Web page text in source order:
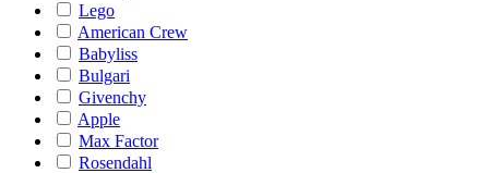
Lego
American Crew
Babyliss
Bulgari
Givenchy
Apple
Max Factor
Rosendahl